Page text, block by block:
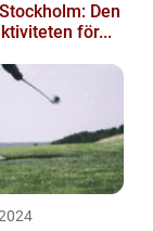
Den
för...